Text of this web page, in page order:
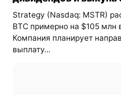
Strategy (Nasdaq: MSTR)
BTC примерно на $105 млн
Компания планирует
выплату...